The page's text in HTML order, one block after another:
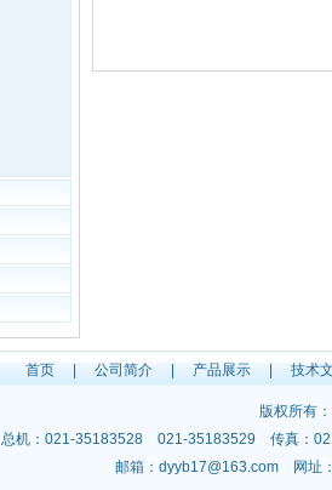
首页| 公司简介| 产品展示| 技术
版权所有：
总机：021-35183528 021-35183529 传真：
邮箱： dyyb17@163.com 网址